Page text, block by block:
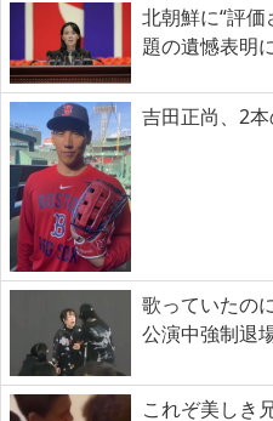
北朝鮮に“評
題の遺憾表明
吉田正尚、2
歌っていたの
公演中強制退
これぞ美しき